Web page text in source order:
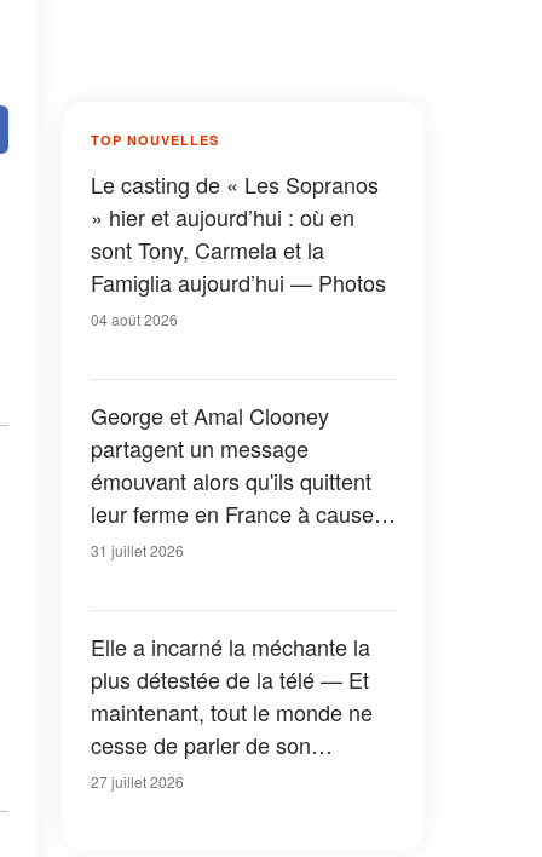
TOP NOUVELLES
Le casting de « Les Sopranos
» hier et aujourd’hui : où en
sont Tony, Carmela et la
Famiglia aujourd’hui — Photos
04 août 2026
George et Amal Clooney
partagent un message
émouvant alors qu'ils quittent
leur ferme en France à cause
des feux de forêt — Tous les
31 juillet 2026
Elle a incarné la méchante la
plus détestée de la télé — Et
maintenant, tout le monde ne
cesse de parler de son
apparition dans la nouvelle
27 juillet 2026